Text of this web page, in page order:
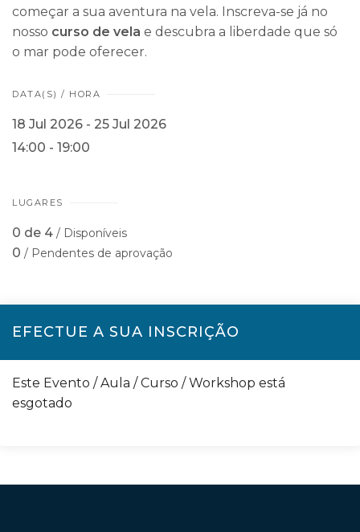
começar a sua aventura na vela. Inscreva-se já no
nosso curso de vela e descubra a liberdade que só
o mar pode oferecer.
DATA(S) / HORA
18 Jul 2026 - 25 Jul 2026
14:00 - 19:00
LUGARES
0 de 4 / Disponíveis
0 / Pendentes de aprovação
EFECTUE A SUA INSCRIÇÃO
Este Evento / Aula / Curso / Workshop está
esgotado